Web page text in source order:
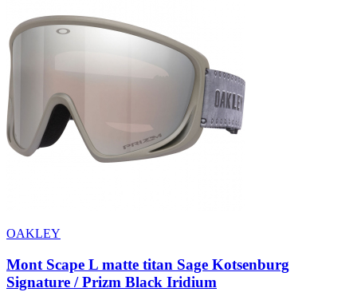
OAKLEY
Mont Scape L matte titan Sage Kotsenburg
Signature / Prizm Black Iridium